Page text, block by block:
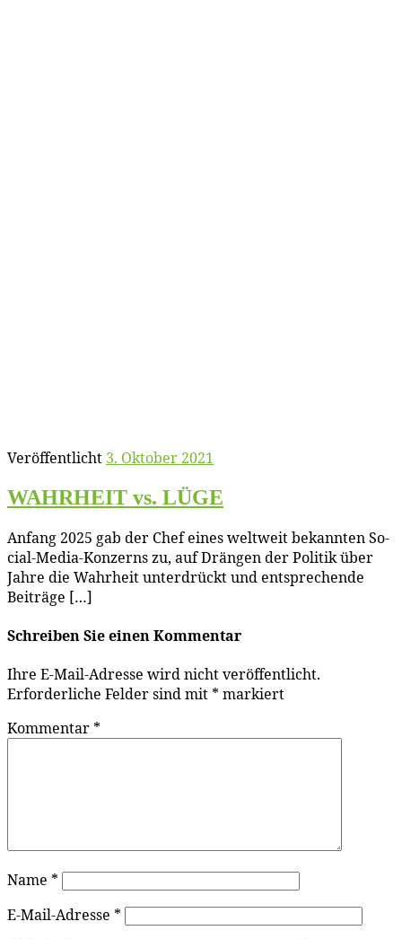
Veröffentlicht 3. Oktober 2021
WAHRHEIT vs. LÜGE
An­fang 2025 gab der Chef ei­nes welt­weit be­kann­ten So­
cial-Me­­dia-Kon­­­zerns zu, auf Drän­gen der Po­li­tik über
Jah­re die Wahr­heit un­ter­drückt und ent­spre­chen­de
Beiträge […]
Schreiben Sie einen Kommentar
Ihre E-Mail-Adresse wird nicht veröffentlicht.
Erforderliche Felder sind mit * markiert
Kommentar *
Name *
E-Mail-Adresse *